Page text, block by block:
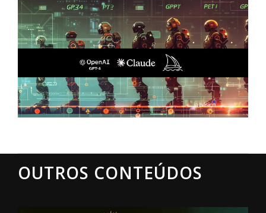
OUTROS CONTEÚDOS